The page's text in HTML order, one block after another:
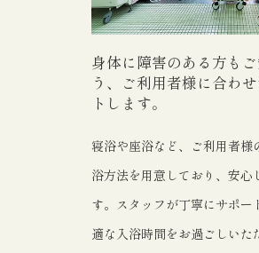
身体に障害のある方も
う、ご利用者様に合わ
トします。
寝浴や座浴など、ご利用者様
浴方法を用意しており、安心
す。スタッフが丁寧にサポー
適な入浴時間をお過ごしいた